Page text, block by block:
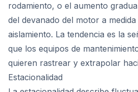
rodamiento, o el aumento
del devanado del motor a
aislamiento. La tendencia es la
que los equipos de
quieren rastrear y extrapolar
Estacionalidad